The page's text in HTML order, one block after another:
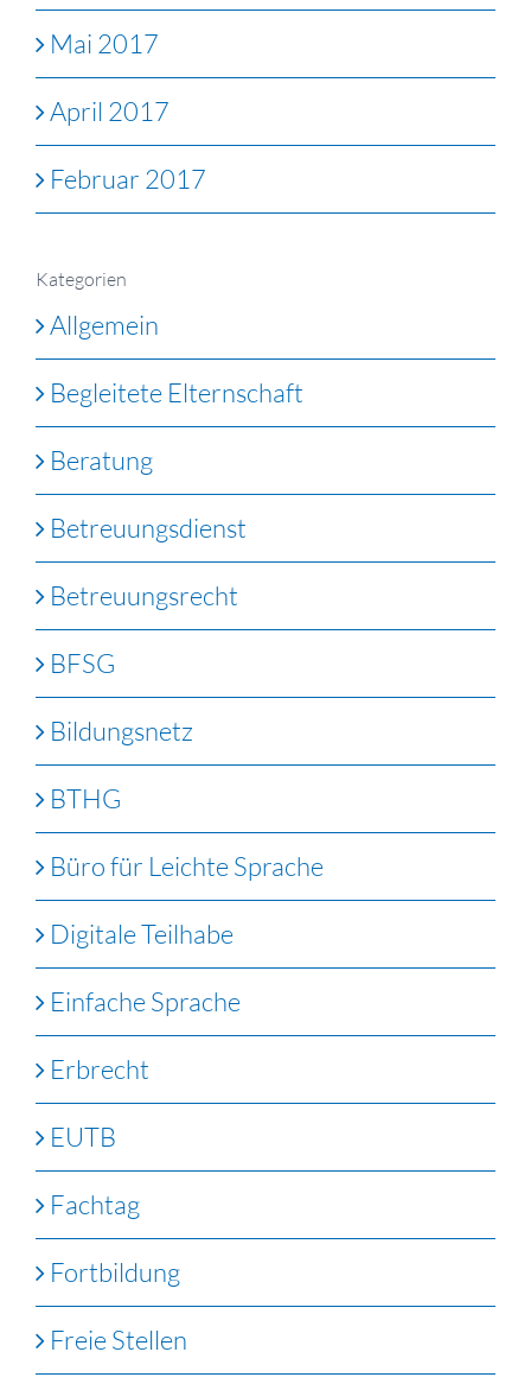
Mai 2017
April 2017
Februar 2017
Kategorien
Allgemein
Begleitete Elternschaft
Beratung
Betreuungsdienst
Betreuungsrecht
BFSG
Bildungsnetz
BTHG
Büro für Leichte Sprache
Digitale Teilhabe
Einfache Sprache
Erbrecht
EUTB
Fachtag
Fortbildung
Freie Stellen